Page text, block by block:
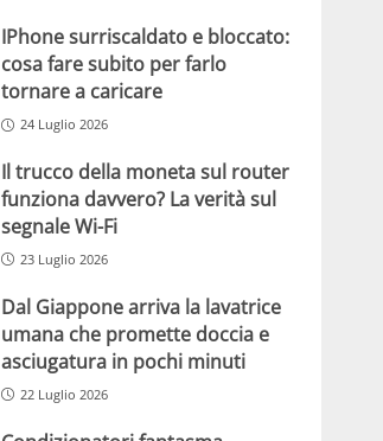
IPhone surriscaldato e bloccato:
cosa fare subito per farlo
tornare a caricare
24 Luglio 2026
Il trucco della moneta sul router
funziona davvero? La verità sul
segnale Wi-Fi
23 Luglio 2026
Dal Giappone arriva la lavatrice
umana che promette doccia e
asciugatura in pochi minuti
22 Luglio 2026